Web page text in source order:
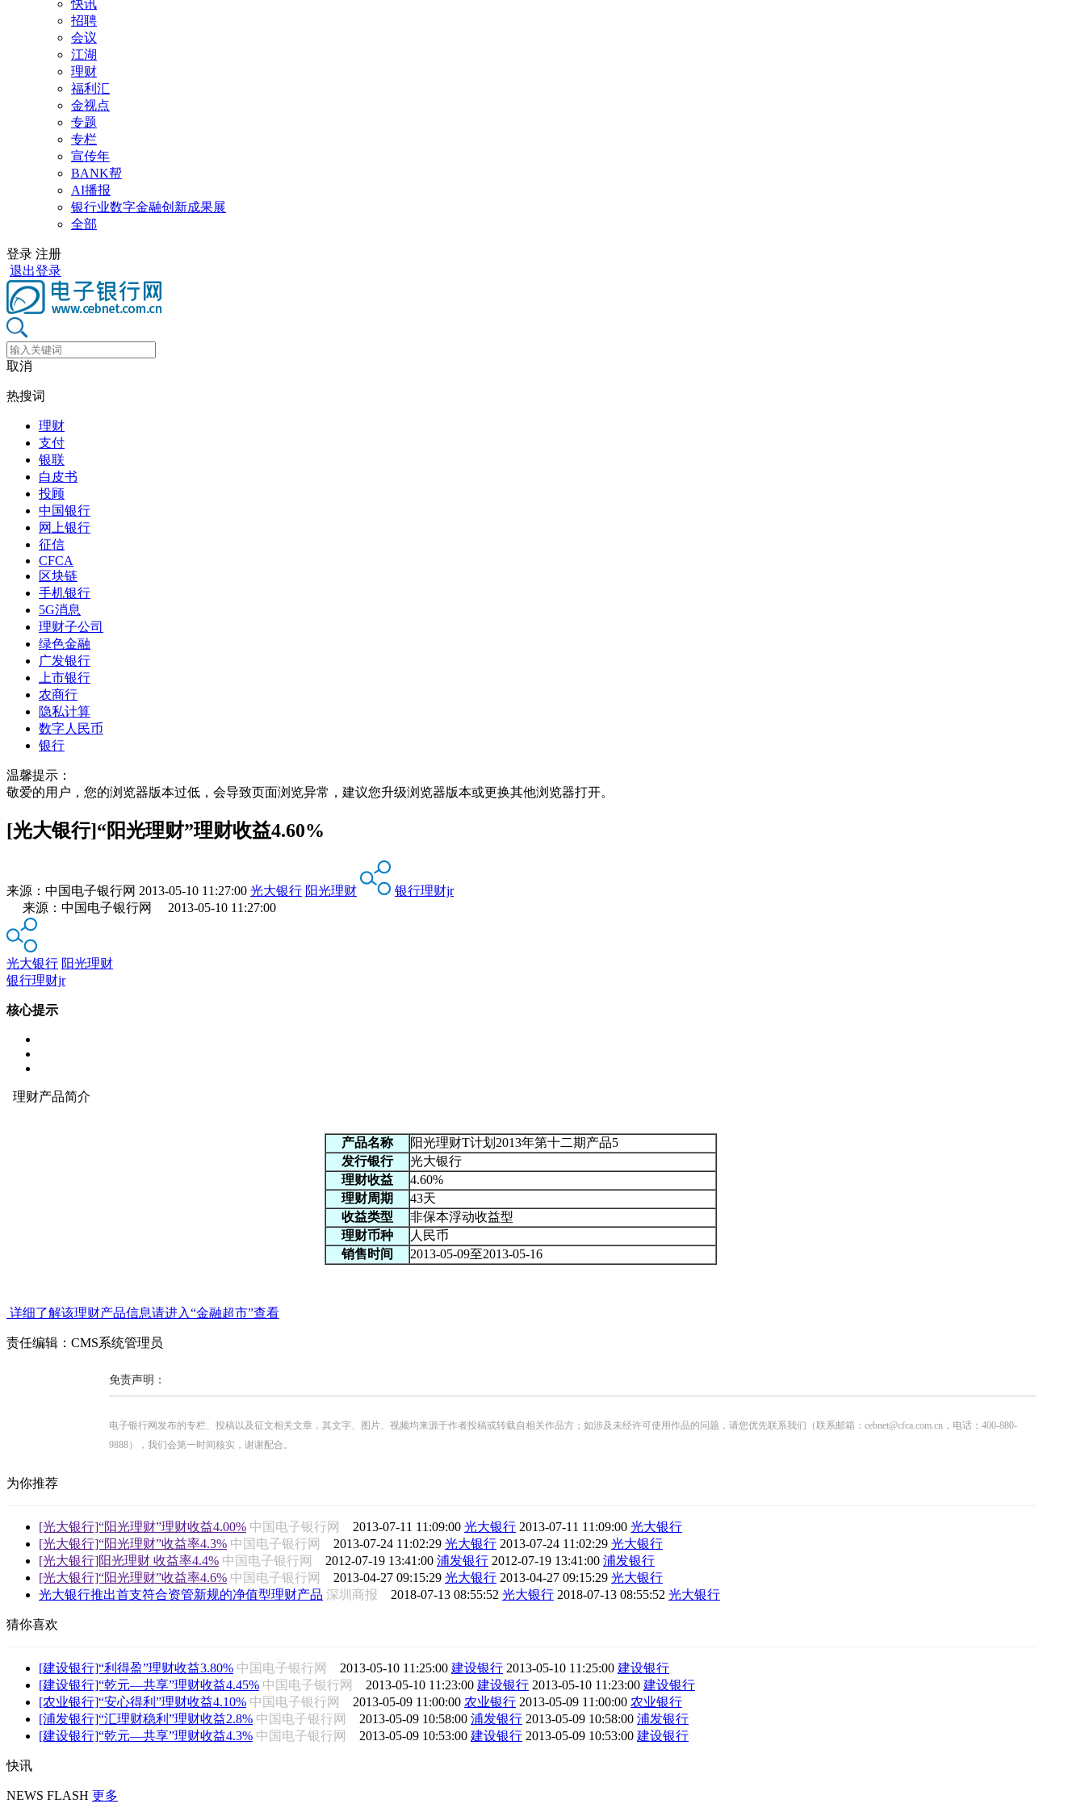
快讯
招聘
会议
江湖
理财
福利汇
金视点
专题
专栏
宣传年
BANK帮
AI播报
银行业数字金融创新成果展
全部
登录 注册
退出登录
取消
热搜词
理财
支付
银联
白皮书
投顾
中国银行
网上银行
征信
CFCA
区块链
手机银行
5G消息
理财子公司
绿色金融
广发银行
上市银行
农商行
隐私计算
数字人民币
银行
温馨提示：
敬爱的用户，您的浏览器版本过低，会导致页面浏览异常，建议您升级浏览器版本或更换其他浏览器打开。
[光大银行]“阳光理财”理财收益4.60%
来源： 中国电子银行网 2013-05-10 11:27:00 光大银行 阳光理财
银行理财jr
来源：中国电子银行网 2013-05-10 11:27:00
光大银行 阳光理财
银行理财jr
核心提示
理财产品简介
产品名称
阳光理财T计划2013年第十二期产品5
发行银行
光大银行
理财收益
4.60%
理财周期
43天
收益类型
非保本浮动收益型
理财币种
人民币
销售时间
2013-05-09至2013-05-16
详细了解该理财产品信息请进入“金融超市”查看
责任编辑：CMS系统管理员
免责声明：
电子银行网发布的专栏、投稿以及征文相关文章，其文字、图片、视频均来源于作者投稿或转载自相关作品方；如涉及未经许可使用作品的问题，请您优先联系我们（联系邮箱：cebnet@cfca.com.cn，电话：400-880-
9888），我们会第一时间核实，谢谢配合。
为你推荐
[光大银行]“阳光理财”理财收益4.00% 中国电子银行网 2013-07-11 11:09:00 光大银行 2013-07-11 11:09:00 光大银行
[光大银行]“阳光理财”收益率4.3% 中国电子银行网 2013-07-24 11:02:29 光大银行 2013-07-24 11:02:29 光大银行
[光大银行]阳光理财 收益率4.4% 中国电子银行网 2012-07-19 13:41:00 浦发银行 2012-07-19 13:41:00 浦发银行
[光大银行]“阳光理财”收益率4.6% 中国电子银行网 2013-04-27 09:15:29 光大银行 2013-04-27 09:15:29 光大银行
光大银行推出首支符合资管新规的净值型理财产品 深圳商报 2018-07-13 08:55:52 光大银行 2018-07-13 08:55:52 光大银行
猜你喜欢
[建设银行]“利得盈”理财收益3.80% 中国电子银行网 2013-05-10 11:25:00 建设银行 2013-05-10 11:25:00 建设银行
[建设银行]“乾元—共享”理财收益4.45% 中国电子银行网 2013-05-10 11:23:00 建设银行 2013-05-10 11:23:00 建设银行
[农业银行]“安心得利”理财收益4.10% 中国电子银行网 2013-05-09 11:00:00 农业银行 2013-05-09 11:00:00 农业银行
[浦发银行]“汇理财稳利”理财收益2.8% 中国电子银行网 2013-05-09 10:58:00 浦发银行 2013-05-09 10:58:00 浦发银行
[建设银行]“乾元—共享”理财收益4.3% 中国电子银行网 2013-05-09 10:53:00 建设银行 2013-05-09 10:53:00 建设银行
快讯
NEWS FLASH 更多